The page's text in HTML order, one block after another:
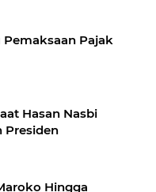
Pajak
Hasan Nasbi
Presiden
Hingga